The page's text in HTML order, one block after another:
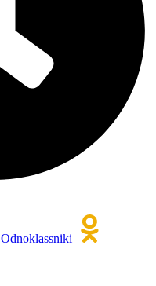
Odnoklassniki